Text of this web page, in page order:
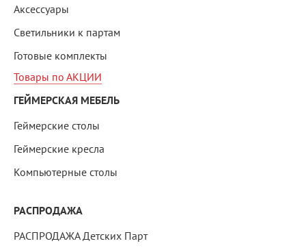
Аксессуары
Светильники к партам
Готовые комплекты
Товары по АКЦИИ
ГЕЙМЕРСКАЯ МЕБЕЛЬ
Геймерские столы
Геймерские кресла
Компьютерные столы
РАСПРОДАЖА
РАСПРОДАЖА Детских Парт